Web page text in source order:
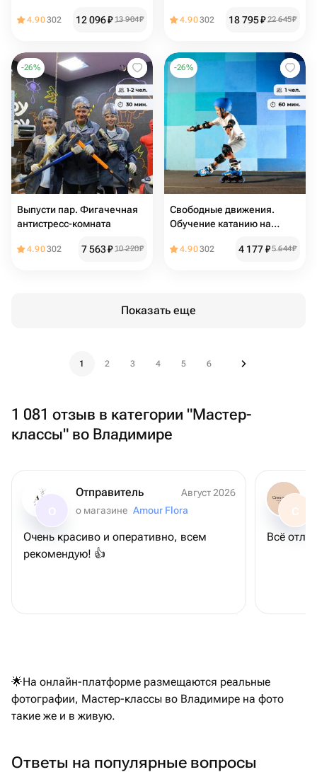
4.90302 12 096₽ 13 904₽ 4.90302 18 795₽ 22 645₽
-26%
Выпусти пар. Фигачечная
антистресс-комната
4.90302 7 563₽ 10 220₽
-26%
Свободные движения.
Обучение катанию на
4.90302 4 177₽5 644₽
Показать еще
1 2 3 4 5 6
1 081 отзыв в категории "Мастер-
классы" во Владимире
Отправитель
Август 2026
о магазине Amour Flora
Очень красиво и оперативно, всем
рекомендую! 👍
С
Всё
🌟На онлайн-платформе размещаются реальные
фотографии, Мастер-классы во Владимире на фото
такие же и в живую.
Ответы на популярные вопросы